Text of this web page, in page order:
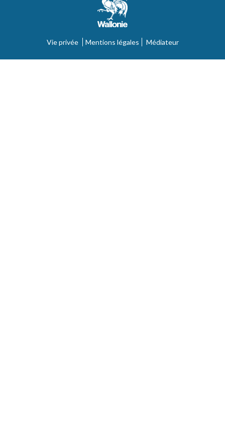
Vie privée Mentions légales Médiateur